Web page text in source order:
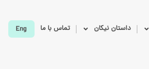
داستان نیکان تماس با ما